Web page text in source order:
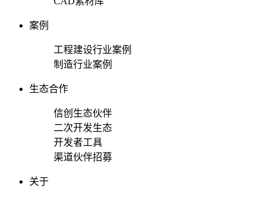
案例
工程建设行业案例
制造行业案例
生态合作
信创生态伙伴
二次开发生态
开发者工具
渠道伙伴招募
关于